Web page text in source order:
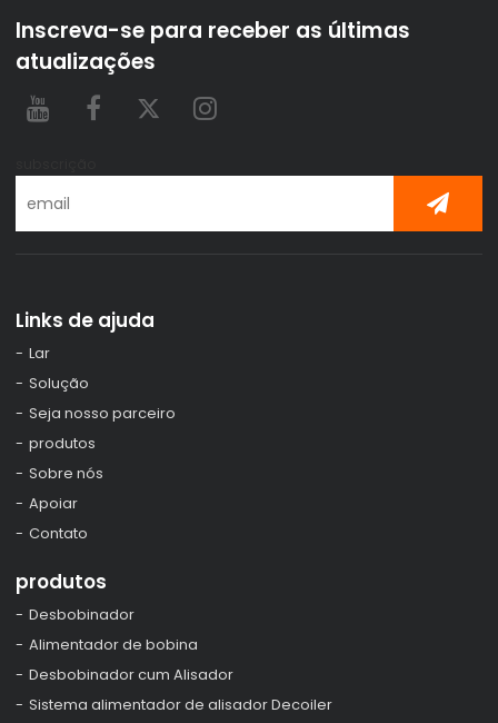
Inscreva-se para receber as últimas
atualizações
Links de ajuda
Lar
Solução
Seja nosso parceiro
produtos
Sobre nós
Apoiar
Contato
produtos
Desbobinador
Alimentador de bobina
Desbobinador cum Alisador
Sistema alimentador de alisador Decoiler